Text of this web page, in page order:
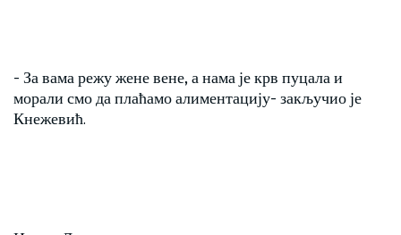
- За вама режу жене вене, а нама је крв пуцала и
морали смо да плаћамо алиментацију- закључио је
Кнежевић.